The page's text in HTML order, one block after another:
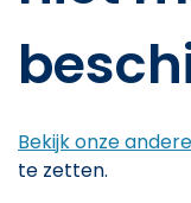
Bekijk onze
te zetten.